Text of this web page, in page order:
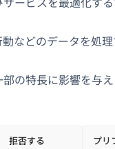
などのデータを処
の特長に影響を与
拒否する プリ
WPMLについて
し